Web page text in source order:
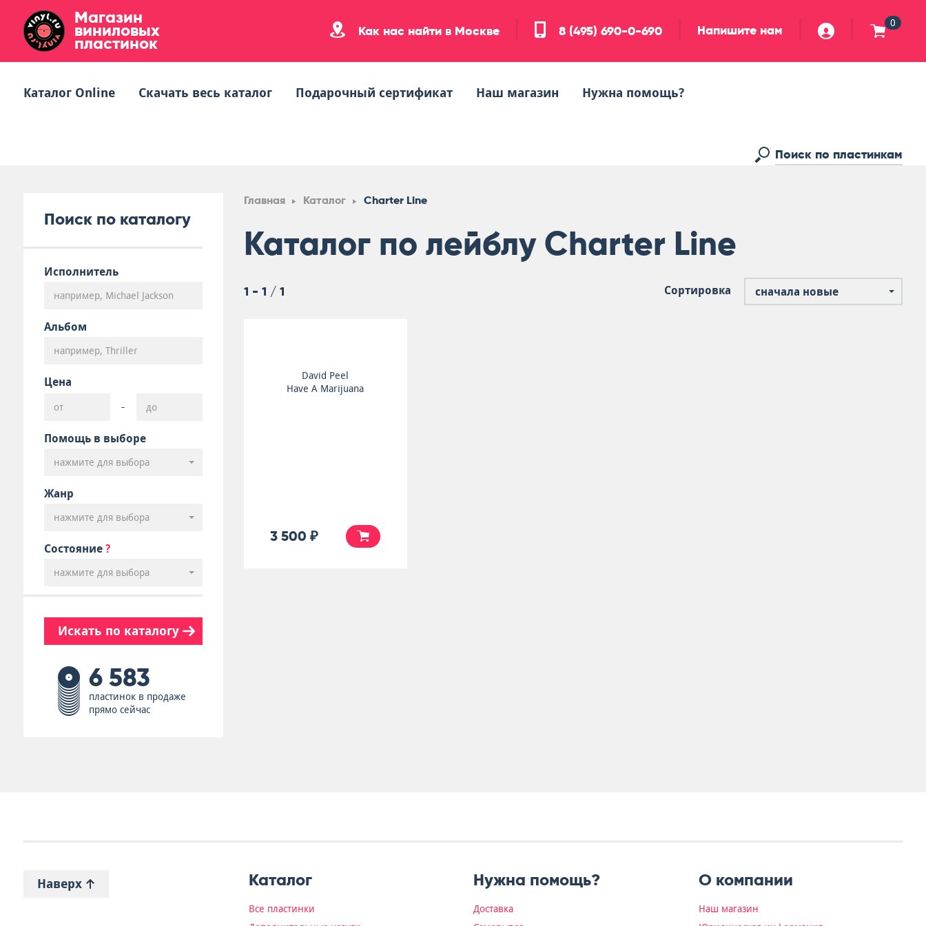
Магазин
виниловых
пластинок
Как нас найти в Москве 8 (495) 690-0-690 Напишите нам 0
Каталог Online Скачать весь каталог Подарочный сертификат Наш магазин Нужна помощь?
Поиск по каталогу
Исполнитель
Альбом
Цена
-
Помощь в выборе
нажмите для выбора
Жанр
нажмите для выбора
Состояние ?
нажмите для выбора
Искать по каталогу
6 583
пластинок в продаже
прямо сейчас
Главная Каталог Charter Line
Каталог по лейблу Charter Line
1 - 1 / 1 Сортировка сначала новые
David Peel
Have A Marijuana
3 500 ₽
Наверх Каталог
Все пластинки
Нужна помощь?
Доставка
О компании
Наш магазин